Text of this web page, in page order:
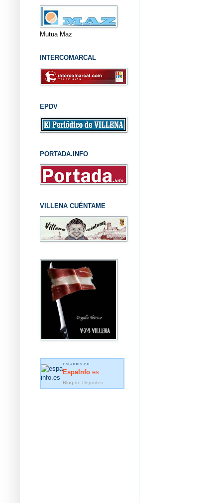
Mutua Maz
INTERCOMARCAL
EPDV
PORTADA.INFO
VILLENA CUÉNTAME
estamos en
EspaInfo .es
Blog de Deportes